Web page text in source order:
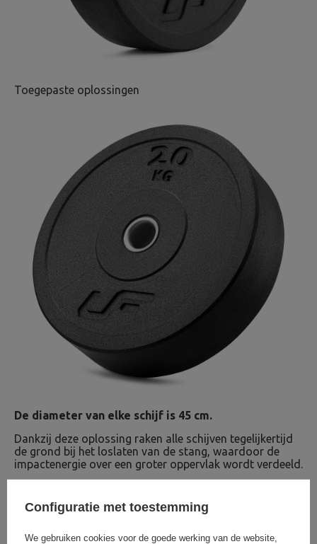
Toegepaste oplossingen
De diameter van elke schijf is 45 cm.
Dankzij deze oplossing raken alle schijven tegelijkertijd
de grond bij het loslaten van de stang, waardoor de
impactenergie over een groter oppervlak wordt verdeeld.
flexibiliteit van de schijven beschermen de vloer en de
stang tegen schade bij het laten vallen.
Configuratie met toestemming
We gebruiken cookies voor de goede werking van de website,